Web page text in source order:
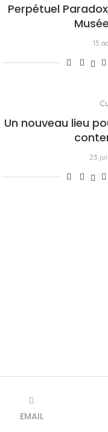
Perpétuel
15
Un nouveau lieu
23
EMAIL